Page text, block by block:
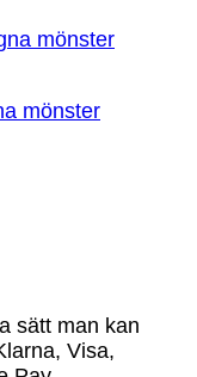
mönster